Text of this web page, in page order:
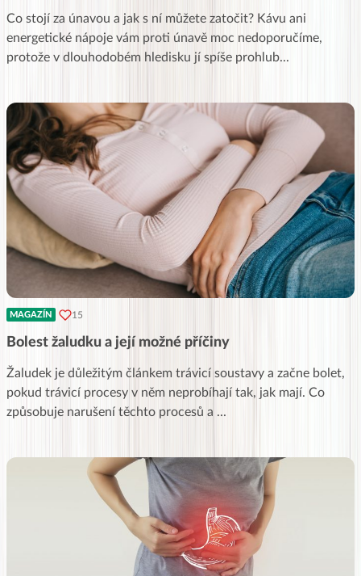
Co stojí za únavou a jak s ní můžete zatočit? Kávu ani
energetické nápoje vám proti únavě moc nedoporučíme,
protože v dlouhodobém hledisku jí spíše prohlub...
MAGAZÍN 15
Bolest žaludku a její možné příčiny
Žaludek je důležitým článkem trávicí soustavy a začne bolet,
pokud trávicí procesy v něm neprobíhají tak, jak mají. Co
způsobuje narušení těchto procesů a ...